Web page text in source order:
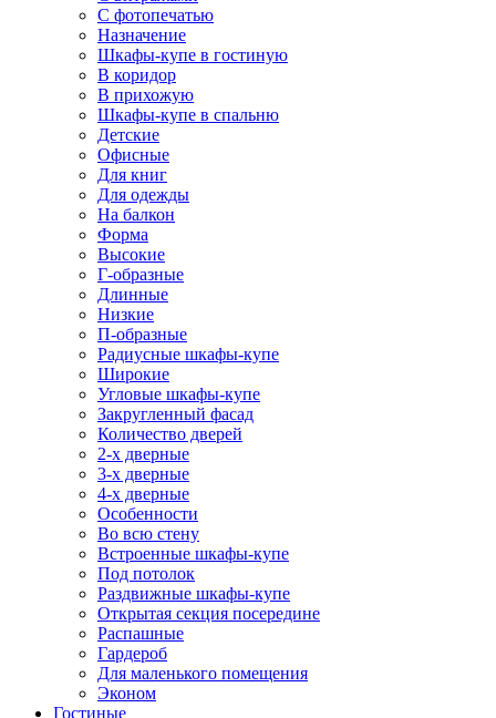
С фотопечатью
Назначение
Шкафы-купе в гостиную
В коридор
В прихожую
Шкафы-купе в спальню
Детские
Офисные
Для книг
Для одежды
На балкон
Форма
Высокие
Г-образные
Длинные
Низкие
П-образные
Радиусные шкафы-купе
Широкие
Угловые шкафы-купе
Закругленный фасад
Количество дверей
2-х дверные
3-х дверные
4-х дверные
Особенности
Во всю стену
Встроенные шкафы-купе
Под потолок
Раздвижные шкафы-купе
Открытая секция посередине
Распашные
Гардероб
Для маленького помещения
Эконом
Гостиные